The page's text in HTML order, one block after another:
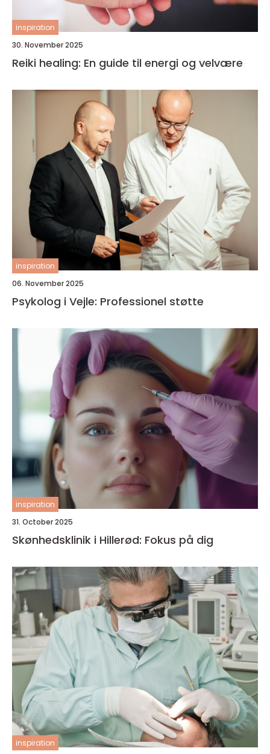
inspiration
30. November 2025
Reiki healing: En guide til energi og velvære
inspiration
06. November 2025
Psykolog i Vejle: Professionel støtte
inspiration
31. October 2025
Skønhedsklinik i Hillerød: Fokus på dig
inspiration